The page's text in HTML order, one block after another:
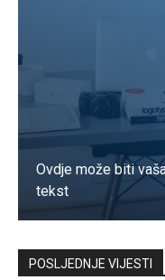
Ovdje može biti
tekst
Kontaktirajte nas
POSLJEDNJE VIJESTI